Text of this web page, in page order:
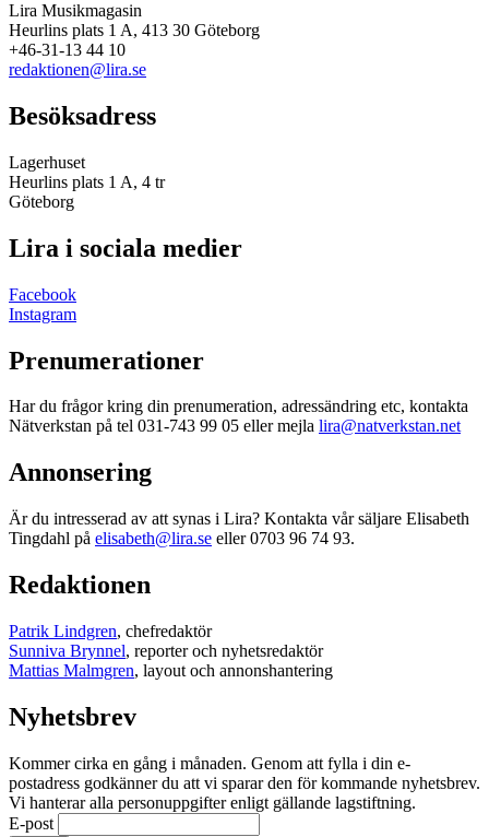
Lira Musikmagasin
Heurlins plats 1 A, 413 30 Göteborg
+46-31-13 44 10
redaktionen@lira.se
Besöksadress
Lagerhuset
Heurlins plats 1 A, 4 tr
Göteborg
Lira i sociala medier
Facebook
Instagram
Prenumerationer
Har du frågor kring din prenumeration, adressändring etc, kontakta
Nätverkstan på tel 031-743 99 05 eller mejla lira@natverkstan.net
Annonsering
Är du intresserad av att synas i Lira? Kontakta vår säljare Elisabeth
Tingdahl på elisabeth@lira.se eller 0703 96 74 93.
Redaktionen
Patrik Lindgren, chefredaktör
Sunniva Brynnel, reporter och nyhetsredaktör
Mattias Malmgren, layout och annonshantering
Nyhetsbrev
Kommer cirka en gång i månaden. Genom att fylla i din e-
postadress godkänner du att vi sparar den för kommande nyhetsbrev.
Vi hanterar alla personuppgifter enligt gällande lagstiftning.
E-post